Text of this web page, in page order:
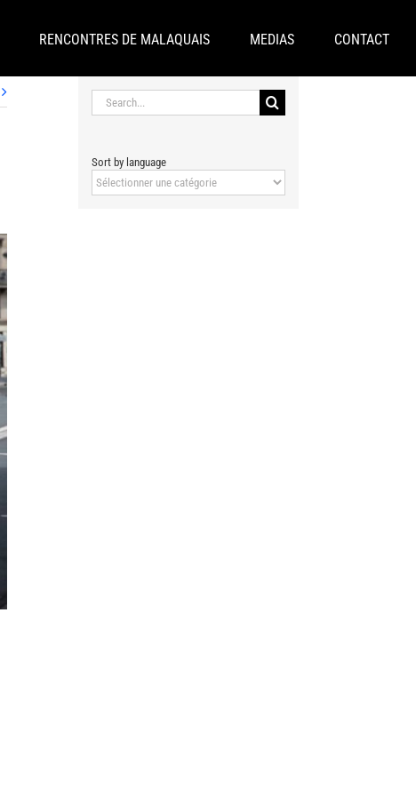
RENCONTRES DE MALAQUAIS MEDIAS CONTACT
Search
for:
Sort by language
Sort
by